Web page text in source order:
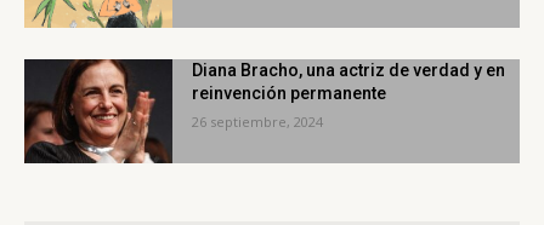
Diana Bracho, una actriz de verdad y en
reinvención permanente
26 septiembre, 2024